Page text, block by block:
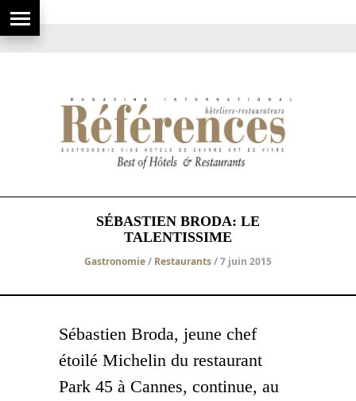
SÉBASTIEN BRODA: LE
TALENTISSIME
Gastronomie/ Restaurants/ 7 juin 2015
Sébastien Broda, jeune chef
étoilé Michelin du restaurant
Park 45 à Cannes, continue, au